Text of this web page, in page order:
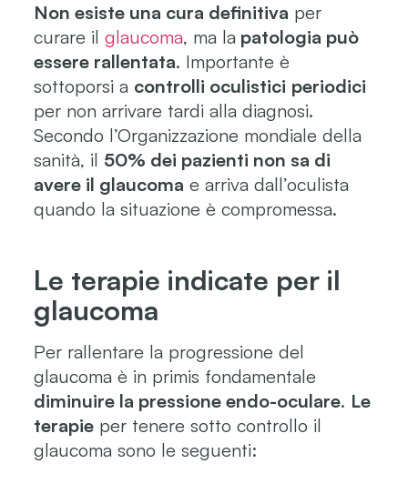
Non esiste una cura definitiva per
curare il glaucoma, ma la patologia può
essere rallentata. Importante è
sottoporsi a controlli oculistici periodici
per non arrivare tardi alla diagnosi.
Secondo l’Organizzazione mondiale della
sanità, il 50% dei pazienti non sa di
avere il glaucoma e arriva dall’oculista
quando la situazione è compromessa.
Le terapie indicate per il
glaucoma
Per rallentare la progressione del
glaucoma è in primis fondamentale
diminuire la pressione endo-oculare. Le
terapieper tenere sotto controllo il
glaucoma sono le seguenti: